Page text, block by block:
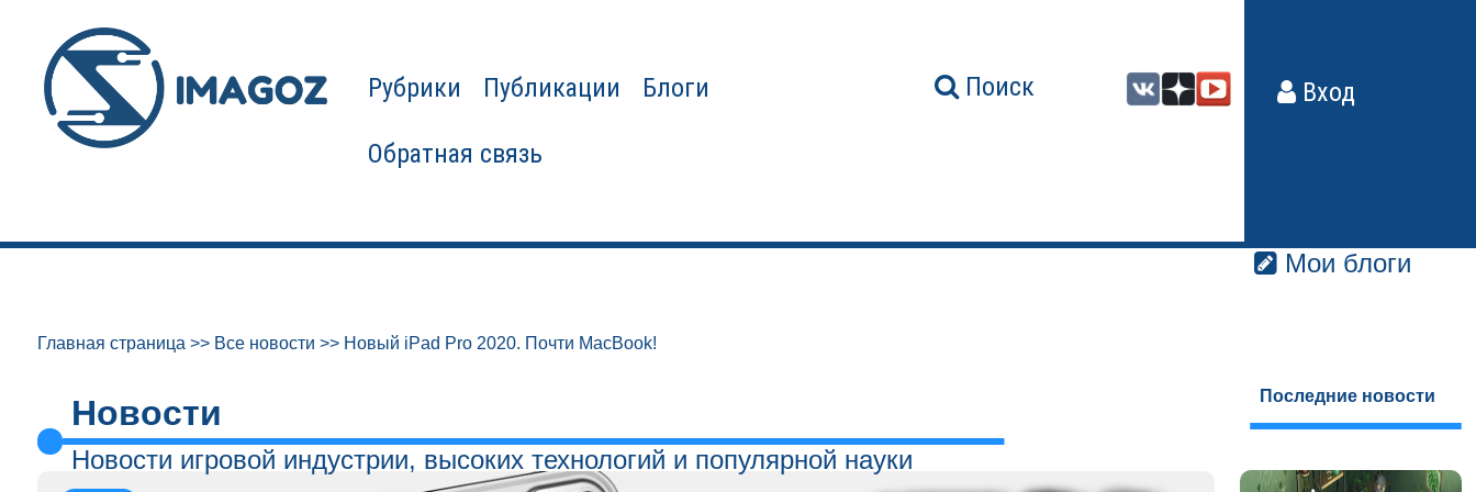
Рубрики Публикации Блоги
Обратная связь
Поиск Вход
Мои блоги
Главная страница >> Все новости >> Новый iPad Pro 2020. Почти MacBook!
Новости
Новости игровой индустрии, высоких технологий и популярной науки
Последние новости